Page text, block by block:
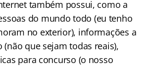
também possui, como a
do mundo todo (eu tenho
no exterior), informações a
(não que sejam todas reais),
para concurso (o nosso